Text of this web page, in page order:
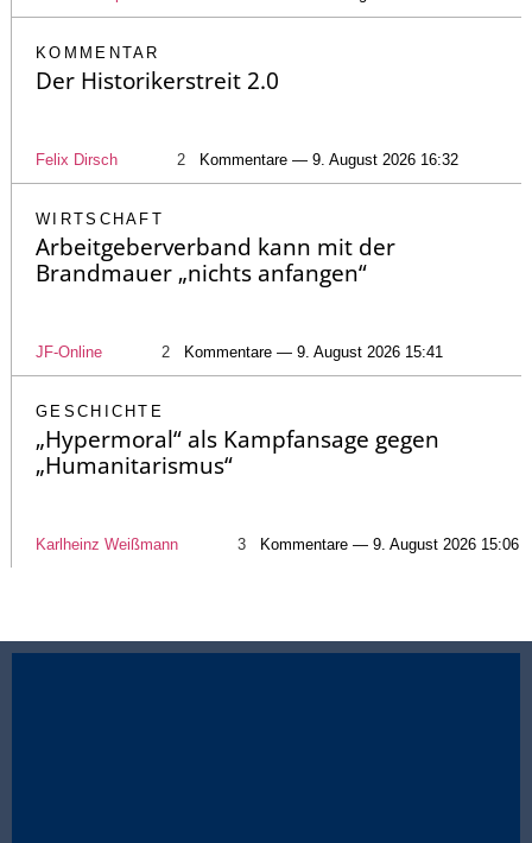
KOMMENTAR
Der Historikerstreit 2.0
Felix Dirsch 2 Kommentare — 9. August 2026 16:32
WIRTSCHAFT
Arbeitgeberverband kann mit der
Brandmauer „nichts anfangen“
JF-Online 2 Kommentare — 9. August 2026 15:41
GESCHICHTE
„Hypermoral“ als Kampfansage gegen
„Humanitarismus“
Karlheinz Weißmann 3 Kommentare — 9. August 2026 15:06